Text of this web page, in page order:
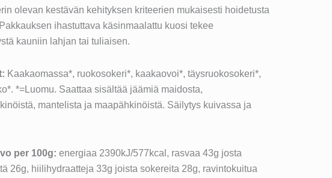
olevan kestävän kehityksen kriteerien mukaisesti hoidetusta
ihastuttava käsinmaalattu kuosi tekee
kauniin lahjan tai tuliaisen.
Kaakaomassa*, ruokosokeri*, kaakaovoi*, täysruokosokeri*,
*=Luomu. Saattaa sisältää jäämiä maidosta,
mantelista ja maapähkinöistä. Säilytys kuivassa ja
per 100g: energiaa 2390kJ/577kcal, rasvaa 43g josta
26g, hiilihydraatteja 33g joista sokereita 28g, ravintokuitua